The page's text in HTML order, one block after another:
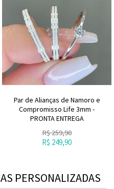
Par de Alianças de Namoro e
Compromisso Life 3mm -
PRONTA ENTREGA
R$259,90
R$ 249,90
PERSONALIZADAS